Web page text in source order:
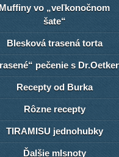
Muffiny vo „veľkonočnom
šate“
Blesková trasená torta
pečenie s Dr.Oetker
Recepty od Burka
Rôzne recepty
TIRAMISU jednohubky
Ďalšie mlsnoty